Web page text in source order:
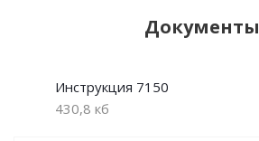
Документы
Инструкция 7150
430,8 кб